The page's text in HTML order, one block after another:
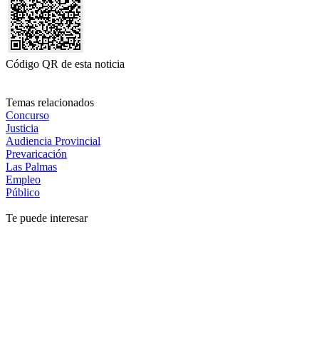
Código QR de esta noticia
Temas relacionados
Concurso
Justicia
Audiencia Provincial
Prevaricación
Las Palmas
Empleo
Público
Te puede interesar